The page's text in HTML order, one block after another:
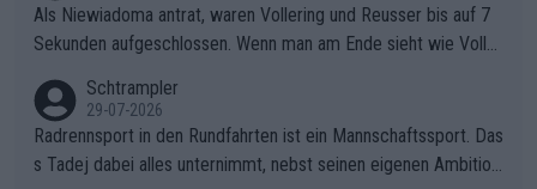
Als Niewiadoma antrat, waren Vollering und Reusser bis auf 7
Sekunden aufgeschlossen. Wenn man am Ende sieht wie Voller
ering die 7 Sekunden zu Niewiadoma nicht geschlossen hat un
d den Abstand hat anwachsen lassen. Ein schwerer taktischer
Fehler, der den Tour Sieg kosten wird.Diese Beobachtung trifft
Schtrampler
29-07-2026
Radrennsport in den Rundfahrten ist ein Mannschaftssport. Das
s Tadej dabei alles unternimmt, nebst seinen eigenen Ambition